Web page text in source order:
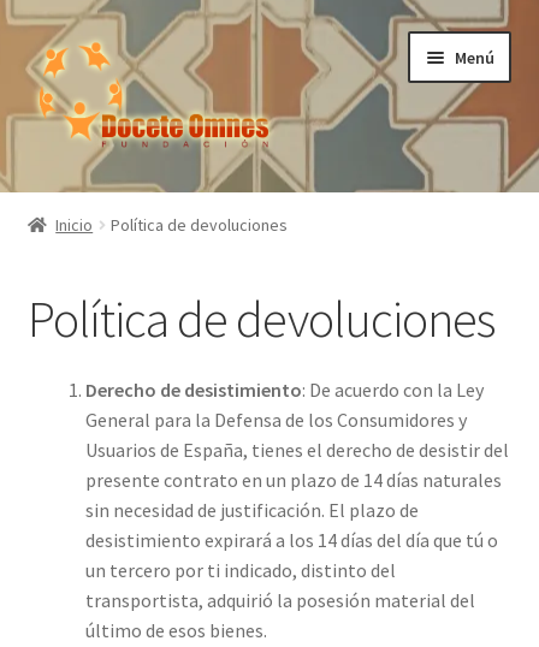
a
la
navegación
al
contenido
Menú
Inicio
Mi cuenta
Contacto
0 productos 0,00 €
Inicio Política de devoluciones
Política de devoluciones
Derecho de desistimiento: De acuerdo con la Ley
General para la Defensa de los Consumidores y
Usuarios de España, tienes el derecho de desistir del
presente contrato en un plazo de 14 días naturales
sin necesidad de justificación. El plazo de
desistimiento expirará a los 14 días del día que tú o
un tercero por ti indicado, distinto del
transportista, adquirió la posesión material del
último de esos bienes.